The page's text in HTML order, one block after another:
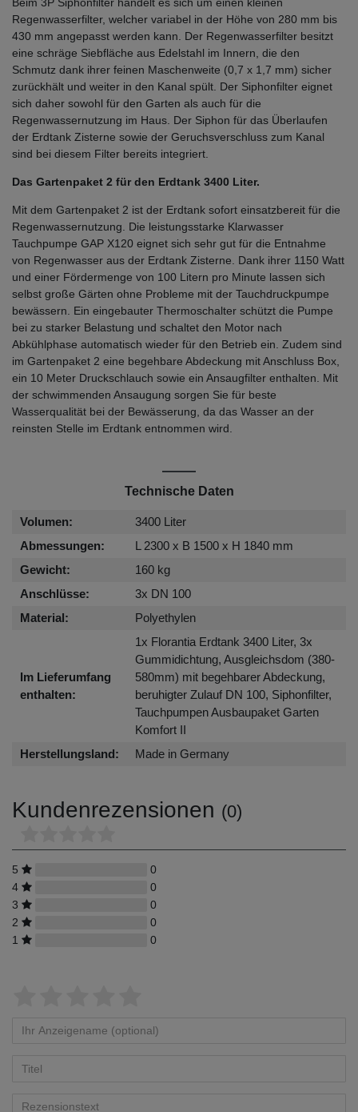
Regenwasserfilter, welcher variabel in der Höhe von 280 mm bis
430 mm angepasst werden kann. Der Regenwasserfilter besitzt
eine schräge Siebfläche aus Edelstahl im Innern, die den
Schmutz dank ihrer feinen Maschenweite (0,7 x 1,7 mm) sicher
zurückhält und weiter in den Kanal spült. Der Siphonfilter eignet
sich daher sowohl für den Garten als auch für die
Regenwassernutzung im Haus. Der Siphon für das Überlaufen
der Erdtank Zisterne sowie der Geruchsverschluss zum Kanal
sind bei diesem Filter bereits integriert.
Das Gartenpaket 2 für den Erdtank 3400 Liter.
Mit dem Gartenpaket 2 ist der Erdtank sofort einsatzbereit für die
Regenwassernutzung. Die leistungsstarke Klarwasser
Tauchpumpe GAP X120 eignet sich sehr gut für die Entnahme
von Regenwasser aus der Erdtank Zisterne. Dank ihrer 1150 Watt
und einer Fördermenge von 100 Litern pro Minute lassen sich
selbst große Gärten ohne Probleme mit der Tauchdruckpumpe
bewässern. Ein eingebauter Thermoschalter schützt die Pumpe
bei zu starker Belastung und schaltet den Motor nach
Abkühlphase automatisch wieder für den Betrieb ein. Zudem sind
im Gartenpaket 2 eine begehbare Abdeckung mit Anschluss Box,
ein 10 Meter Druckschlauch sowie ein Ansaugfilter enthalten. Mit
der schwimmenden Ansaugung sorgen Sie für beste
Wasserqualität bei der Bewässerung, da das Wasser an der
reinsten Stelle im Erdtank entnommen wird.
Technische Daten
Volumen:
3400 Liter
Abmessungen:
L 2300 x B 1500 x H 1840 mm
Gewicht:
160 kg
Anschlüsse:
3x DN 100
Material:
Polyethylen
Im Lieferumfang
enthalten:
1x Florantia Erdtank 3400 Liter, 3x
Gummidichtung, Ausgleichsdom (380-
580mm) mit begehbarer Abdeckung,
beruhigter Zulauf DN 100, Siphonfilter,
Tauchpumpen Ausbaupaket Garten
Komfort II
Herstellungsland:
Made in Germany
Kundenrezensionen (0)
5
0
4
0
3
0
2
0
1
0